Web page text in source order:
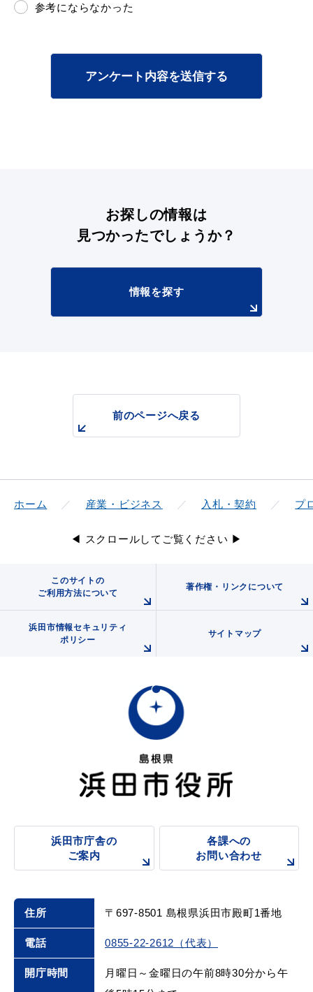
参考にならなかった
アンケート内容を送信する
お探しの情報は
見つかったでしょうか？
情報を探す
前のページへ戻る
ホーム 産業・ビジネス 入札・契約 プ
◀ スクロールしてご覧ください ▶
このサイトの
ご利用方法について
著作権・リンクについて
浜田市情報セキュリティ
ポリシー
サイトマップ
浜田市庁舎の
ご案内
各課への
お問い合わせ
住所 〒697-8501 島根県浜田市殿町1番地
電話 0855-22-2612（代表）
開庁時間
月曜日～金曜日の午前8時30分から午